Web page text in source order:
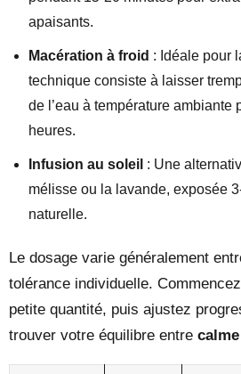
apaisants.
Macération à froid : Idéale pour
technique consiste à laisser
de l’eau à température ambiante
heures.
Infusion au soleil : Une
mélisse ou la lavande, exposée
naturelle.
Le dosage varie généralement
tolérance individuelle.
petite quantité, puis ajustez
trouver votre équilibre entre calme